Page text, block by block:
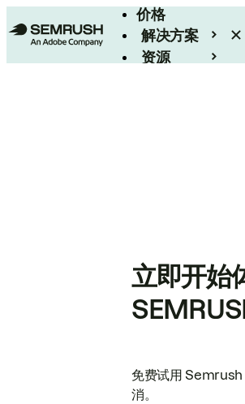
价格
解决方案
资源
立即开始
免费试用 Semrush
消。